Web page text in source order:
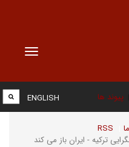
Toggle
پیوند ها
RSS
ENGLISH
ترکیه - ایران باز می کند